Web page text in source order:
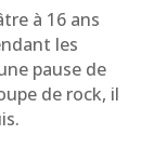
à 16 ans
les
pause de
de rock, il